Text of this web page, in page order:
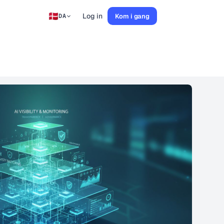
DA Log in Kom i gang